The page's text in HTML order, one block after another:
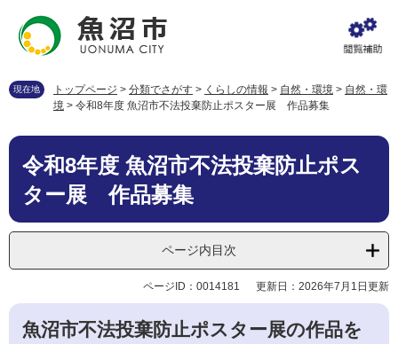
先
す
を
し
へ
現在地 トップページ > 分類でさがす > くらしの情報 > 自然・環境 > 自然・環
境 > 令和8年度 魚沼市不法投棄防止ポスター展 作品募集
本
令和8年度 魚沼市不法投棄防止ポス
ター展 作品募集
ページ内目次
ページID：0014181 更新日：2026年7月1日更新
魚沼市不法投棄防止ポスター展の作品を